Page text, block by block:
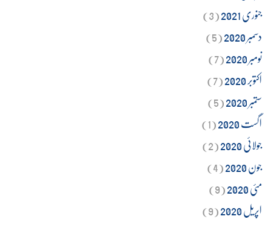
جنوری 2021
(3)
دسمبر 2020
(5)
نومبر 2020
(7)
اکتوبر 2020
(7)
ستمبر 2020
(5)
اگست 2020
(1)
جولائی 2020
(2)
جون 2020
(4)
مئی 2020
(9)
اپریل 2020
(9)